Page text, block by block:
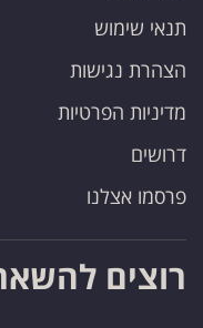
תנאי שימוש
הצהרת נגישות
מדיניות הפרטיות
דרושים
פרסמו אצלנו
רוצים